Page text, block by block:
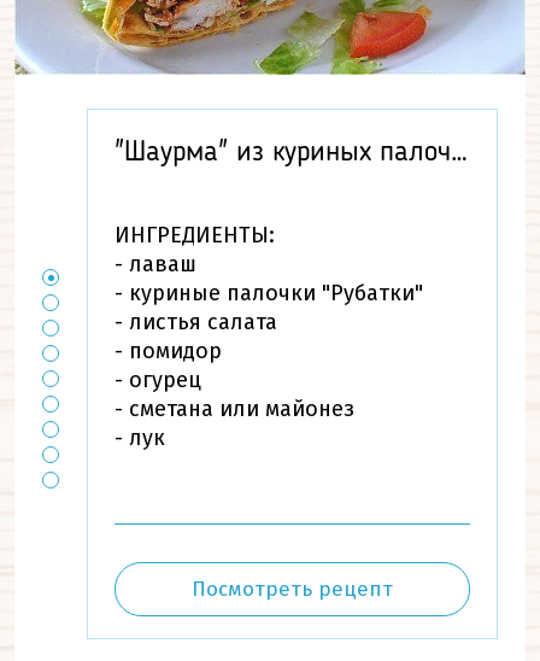
"Шаурма" из куриных палочек
ИНГРЕДИЕНТЫ:
- лаваш
- куриные палочки "Рубатки"
- листья салата
- помидор
- огурец
- сметана или майонез
- лук
Посмотреть рецепт